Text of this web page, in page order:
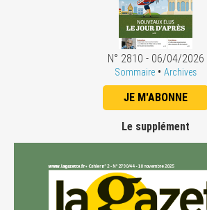
N° 2810 - 06/04/2026
Sommaire • Archives
JE M'ABONNE
Le supplément